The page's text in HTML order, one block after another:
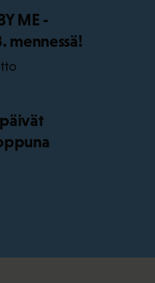
ME -
mennessä!